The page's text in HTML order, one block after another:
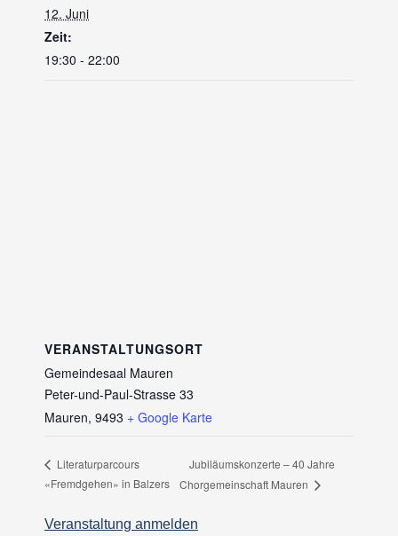
12. Juni
Zeit:
19:30 - 22:00
VERANSTALTUNGSORT
Gemeindesaal Mauren
Peter-und-Paul-Strasse 33
Mauren, 9493 + Google Karte
Literaturparcours
«Fremdgehen» in Balzers
Jubiläumskonzerte – 40 Jahre
Chorgemeinschaft Mauren
Veranstaltung anmelden